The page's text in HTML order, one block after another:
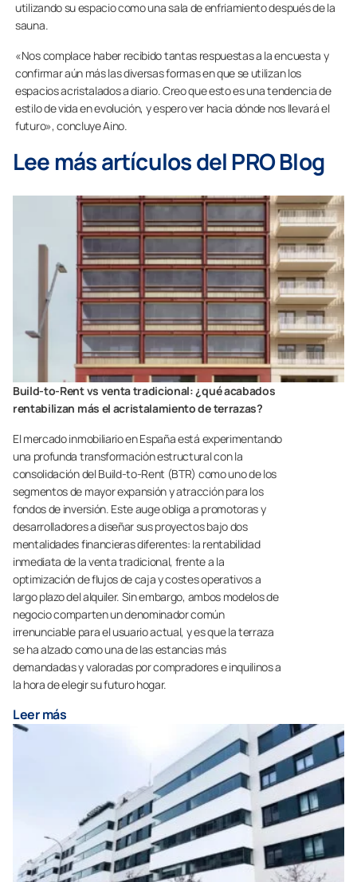
utilizando su espacio como una sala de enfriamiento después de la
sauna.
«Nos complace haber recibido tantas respuestas a la encuesta y
confirmar aún más las diversas formas en que se utilizan los
espacios acristalados a diario. Creo que esto es una tendencia de
estilo de vida en evolución, y espero ver hacia dónde nos llevará el
futuro», concluye Aino.
Lee más artículos del PRO Blog
Build-to-Rent vs venta tradicional: ¿qué acabados
rentabilizan más el acristalamiento de terrazas?
El mercado inmobiliario en España está experimentando
una profunda transformación estructural con la
consolidación del Build-to-Rent (BTR) como uno de los
segmentos de mayor expansión y atracción para los
fondos de inversión. Este auge obliga a promotoras y
desarrolladores a diseñar sus proyectos bajo dos
mentalidades financieras diferentes: la rentabilidad
inmediata de la venta tradicional, frente a la
optimización de flujos de caja y costes operativos a
largo plazo del alquiler. Sin embargo, ambos modelos de
negocio comparten un denominador común
irrenunciable para el usuario actual, y es que la terraza
se ha alzado como una de las estancias más
demandadas y valoradas por compradores e inquilinos a
la hora de elegir su futuro hogar.
Leer más